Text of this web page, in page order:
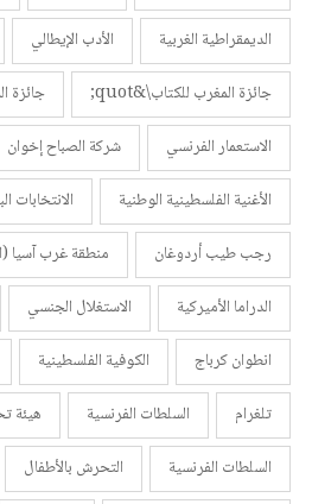
الديمقراطية الغربية
الأدب الإيطالي
جائزة المغرب للكتاب\&quot;
جائزة
الاستعمار الفرنسي
شركة الصباح إخوان
الأغنية الفلسطينية الوطنية
الانتخابات
رجب طيب أردوغان
منطقة غرب آسيا
الدراما الأميركية
الاستغلال الجنسي
انطوان كرباج
الكوفية الفلسطينية
تلغرام
السلطات الفرنسية هيئة
السلطات الفرنسية
التحرش بالأطفال